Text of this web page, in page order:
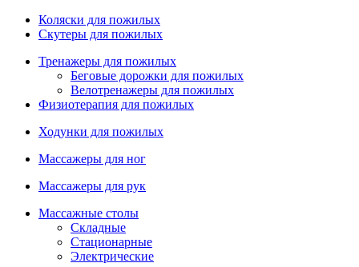
Коляски для пожилых
Скутеры для пожилых
Тренажеры для пожилых
Беговые дорожки для пожилых
Велотренажеры для пожилых
Физиотерапия для пожилых
Ходунки для пожилых
Массажеры для ног
Массажеры для рук
Массажные столы
Складные
Стационарные
Электрические